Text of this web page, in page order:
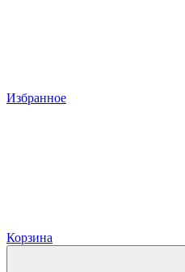
Избранное
Корзина